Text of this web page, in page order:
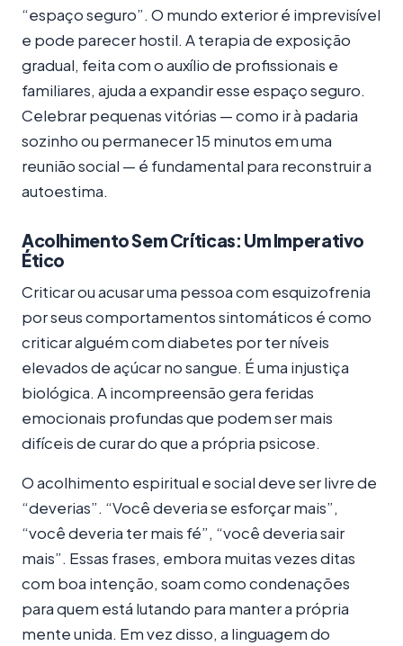
“espaço seguro”. O mundo exterior é imprevisível
e pode parecer hostil. A terapia de exposição
gradual, feita com o auxílio de profissionais e
familiares, ajuda a expandir esse espaço seguro.
Celebrar pequenas vitórias — como ir à padaria
sozinho ou permanecer 15 minutos em uma
reunião social — é fundamental para reconstruir a
autoestima.
Acolhimento Sem Críticas: Um Imperativo
Ético
Criticar ou acusar uma pessoa com esquizofrenia
por seus comportamentos sintomáticos é como
criticar alguém com diabetes por ter níveis
elevados de açúcar no sangue. É uma injustiça
biológica. A incompreensão gera feridas
emocionais profundas que podem ser mais
difíceis de curar do que a própria psicose.
O acolhimento espiritual e social deve ser livre de
“deverias”. “Você deveria se esforçar mais”,
“você deveria ter mais fé”, “você deveria sair
mais”. Essas frases, embora muitas vezes ditas
com boa intenção, soam como condenações
para quem está lutando para manter a própria
mente unida. Em vez disso, a linguagem do